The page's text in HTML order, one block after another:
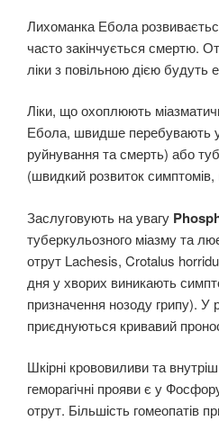
Лихоманка Ебола
часто закінчується смертю.
ліки з повільною дією будуть
Ліки, що охоплюють
Ебола, швидше перебувають
руйнування та смерть) або
(швидкий розвиток симптомів,
Заслуговують на увагу
туберкульозного міазму та
отрут Lachesis, Crotalus
дня у хворих виникають
призначення нозоду грипу). У
приєднуються кривавий
Шкірні крововиливи та
геморагічні прояви є у
отрут. Більшість гомеопатів